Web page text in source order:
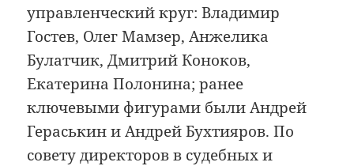
управленческий круг: Владимир
Гостев, Олег Мамзер, Анжелика
Булатчик, Дмитрий Коноков,
Екатерина Полонина; ранее
ключевыми фигурами были Андрей
Гераськин и Андрей Бухтияров. По
совету директоров в судебных и